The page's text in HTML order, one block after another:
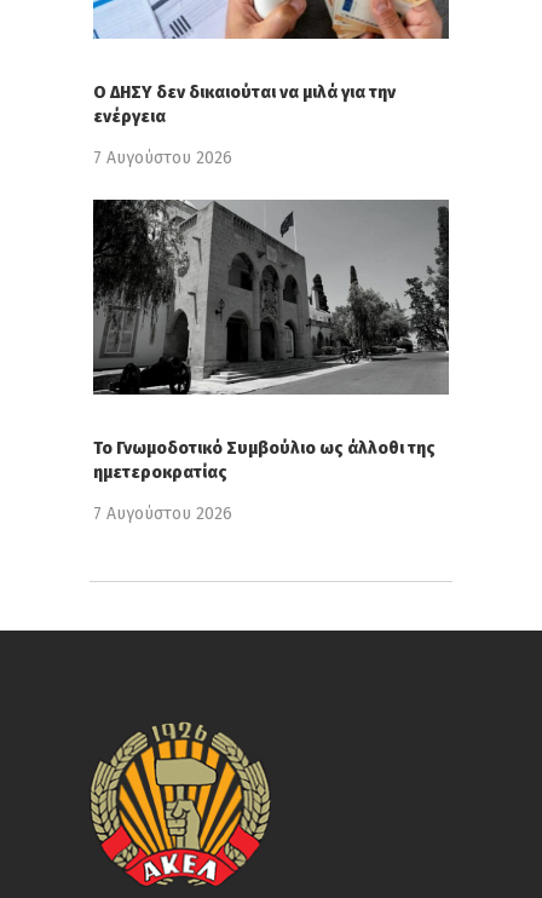
Ο ΔΗΣΥ δεν δικαιούται να μιλά για την
ενέργεια
7 Αυγούστου 2026
Το Γνωμοδοτικό Συμβούλιο ως άλλοθι της
ημετεροκρατίας
7 Αυγούστου 2026